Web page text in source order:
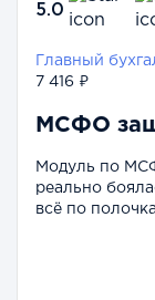
5.0
Главный
7 416 ₽
МСФО
Модуль по
реально
всё по